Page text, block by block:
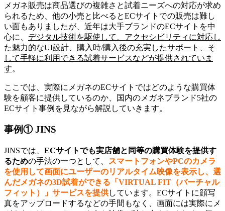
メガネ販売は商品選びの複雑さと試着ニーズへの対応が求め
られるため、他の小売と比べるとECサイトでの販売は難し
い面もありましたが、近年は大手ブランドのECサイトを中
心に、 デジタル技術を駆使して、アクセシビリティに対応し
た魅力的なUI設計、購入時/購入後の充実したサポート、そ
して手軽に利用できる試着サービスなどが提供されていま
す。
ここでは、実際にメガネのECサイトではどのような購買体
験を顧客に提供しているのか、国内のメガネブランド5社の
ECサイト事例を見ながら解説していきます。
事例① JINS
JINSでは、 ECサイトでも実店舗と同等の購買体験を提供す
るための手法の一つとして、
スマートフォンやPCのカメラ
を使用して画面にユーザーのリアルタイム映像を表示し、選
んだメガネの3D試着ができる「VIRTUAL FIT（バーチャル
フィット）」サービスを提供しています。ECサイトに顔写
真をアップロードするなどの手間もなく、画面には実際にメ